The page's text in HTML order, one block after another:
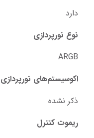
دارد
نوع نورپردازی
ARGB
اکوسیستم‌های نورپردازی قابل پشتیبانی
ذکر نشده
ریموت کنترل